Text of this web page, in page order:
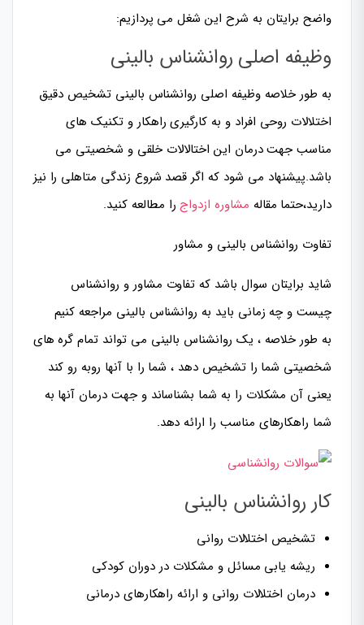
واضح برایتان به شرح این شغل می پردازیم:
وظیفه اصلی روانشناس بالینی
به طور خلاصه وظیفه اصلی روانشناس بالینی تشخیص دقیق
اختلالات روحی افراد و به کارگیری راهکار و تکنیک های
مناسب جهت درمان این اختالالات خلقی و شخصیتی می
باشد.پیشنهاد می شود که اگر قصد شروع زندگی متاهلی را نیز
دارید،حتما مقاله مشاوره ازدواجرا مطالعه کنید.
تفاوت روانشناس بالینی و مشاور
شاید برایتان سوال باشد که تفاوت مشاور و روانشناس
چیست و چه زمانی باید به روانشناس بالینی مراجعه کنیم
به طور خلاصه ، یک روانشناس بالینی می تواند تمام گره های
شخصیتی شما را تشخیص دهد ، شما را با آنها روبه رو کند
یعنی آن مشکلات را به شما بشناساند و جهت درمان آنها به
شما راهکارهای مناسب را ارائه دهد.
کار روانشناس بالینی
تشخیص اختلالات روانی
ریشه یابی مسائل و مشکلات در دوران کودکی
درمان اختلالات روانی و ارائه راهکارهای درمانی